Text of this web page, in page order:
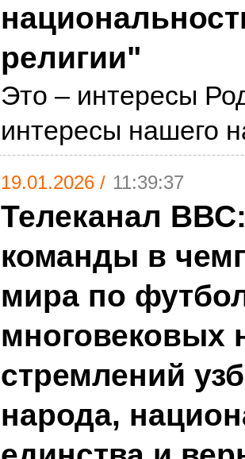
религии"
Это – интересы
интересы нашего
19.01.2026 / 11:39:37
Телеканал
команды в
мира по
многовековых
стремлений
народа,